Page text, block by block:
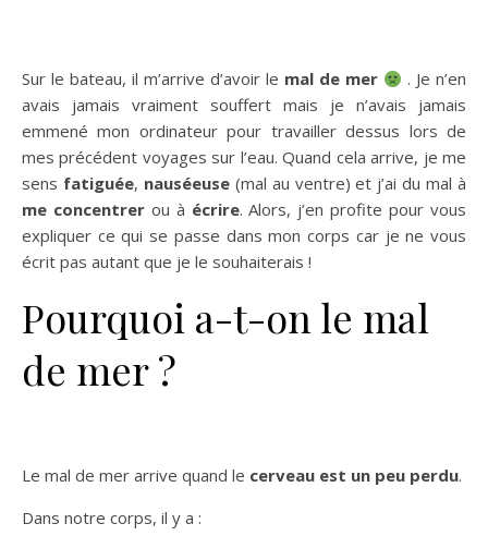
Sur le bateau, il m’arrive d’avoir le mal de mer
. Je n’en
avais jamais vraiment souffert mais je n’avais jamais
emmené mon ordinateur pour travailler dessus lors de
mes précédent voyages sur l’eau. Quand cela arrive, je me
sens fatiguée, nauséeuse(mal au ventre) et j’ai du mal à
me concentrerou à écrire. Alors, j’en profite pour vous
expliquer ce qui se passe dans mon corps car je ne vous
écrit pas autant que je le souhaiterais !
Pourquoi a-t-on le mal
de mer ?
Le mal de mer arrive quand le cerveau est un peu perdu.
Dans notre corps, il y a :